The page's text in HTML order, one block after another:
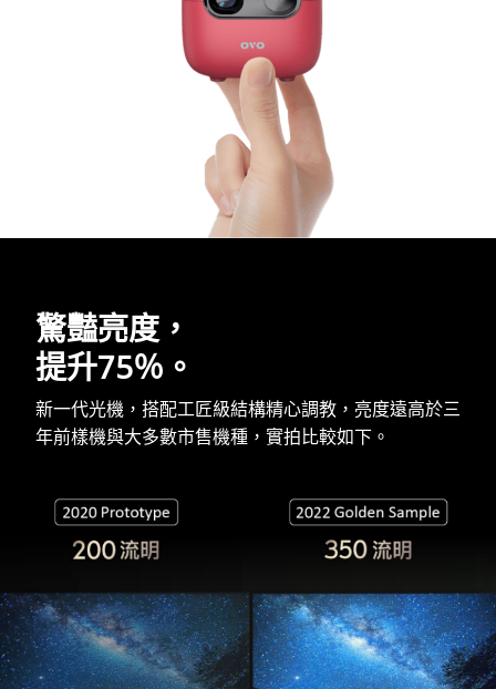
驚豔亮度，
提升75％。
新一代光機，搭配工匠級結構精心調教，亮度遠高於三
年前樣機與大多數市售機種，實拍比較如下。